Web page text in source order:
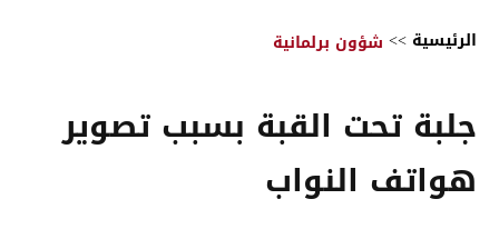
الرئيسية >> شؤون برلمانية
جلبة تحت القبة بسبب تصوير
هواتف النواب